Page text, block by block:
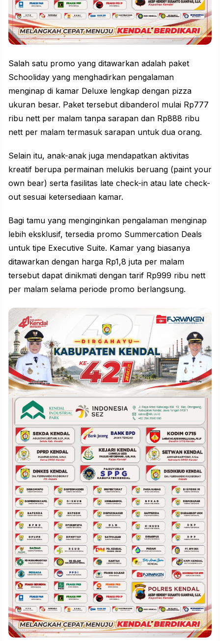
Salah satu promo yang ditawarkan adalah paket
Schooliday yang menghadirkan pengalaman
menginap di kamar Deluxe lengkap dengan pizza
ukuran besar. Paket tersebut dibanderol mulai Rp777
ribu nett per malam tanpa sarapan dan Rp888 ribu
nett per malam termasuk sarapan untuk dua orang.
Selain itu, anak-anak juga mendapatkan aktivitas
kreatif berupa permainan melukis beruang (paint your
own bear) serta fasilitas late check-in atau late check-
out sesuai ketersediaan kamar.
Bagi tamu yang menginginkan pengalaman menginap
lebih eksklusif, tersedia promo Summercation Deals
untuk tipe Executive Suite. Kamar yang biasanya
ditawarkan dengan harga Rp1,8 juta per malam
tersebut dapat dinikmati dengan tarif Rp999 ribu nett
per malam selama periode promo berlangsung.